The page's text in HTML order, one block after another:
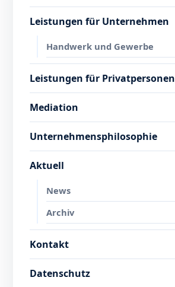
Leistungen für Unternehmen
Handwerk und Gewerbe
Leistungen für Privatpersonen
Mediation
Unternehmensphilosophie
Aktuell
News
Archiv
Kontakt
Datenschutz